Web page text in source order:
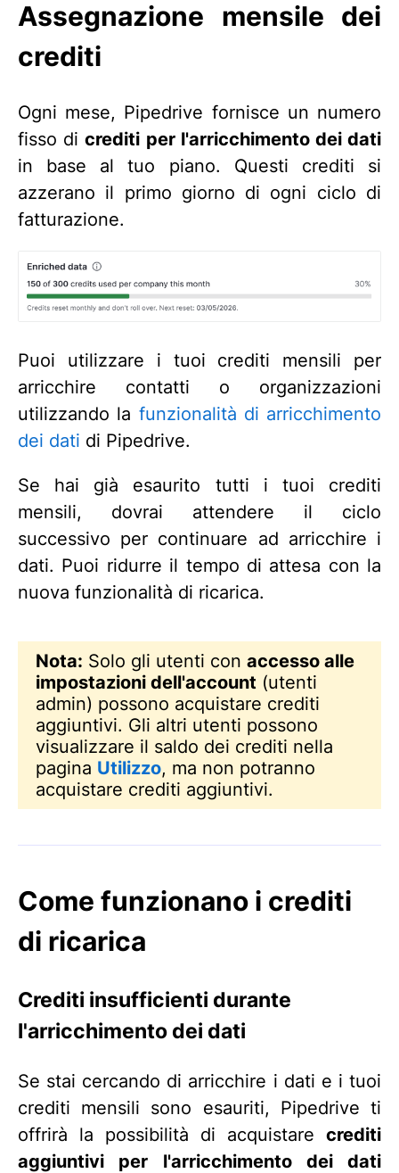
Assegnazione mensile dei
crediti
Ogni mese, Pipedrive fornisce un numero
fisso dicrediti per l'arricchimento dei dati
in base al tuo piano. Questi crediti si
azzerano il primo giorno di ogni ciclo di
fatturazione.
Puoi utilizzare i tuoi crediti mensili per
arricchire contatti o organizzazioni
utilizzando la funzionalità di arricchimento
dei dati di Pipedrive.
Se hai già esaurito tutti i tuoi crediti
mensili, dovrai attendere il ciclo
successivo per continuare ad arricchire i
dati. Puoi ridurre il tempo di attesa con la
nuova funzionalità di ricarica.
Nota: Solo gli utenti con accesso alle
impostazioni dell'account (utenti
admin) possono acquistare crediti
aggiuntivi. Gli altri utenti possono
visualizzare il saldo dei crediti nella
pagina Utilizzo, ma non potranno
acquistare crediti aggiuntivi.
Come funzionano i crediti
di ricarica
Crediti insufficienti durante
l'arricchimento dei dati
Se stai cercando di arricchire i dati e i tuoi
crediti mensili sono esauriti, Pipedrive ti
offrirà la possibilità di acquistare crediti
aggiuntivi per l'arricchimento dei dati